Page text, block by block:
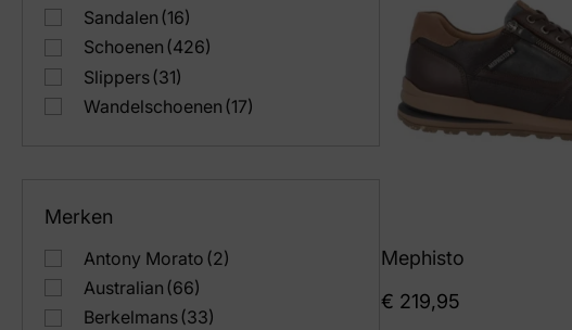
Sandalen (16)
Schoenen (426)
Slippers(31)
Wandelschoenen (17)
Merken
Antony Morato (2)
Australian (66)
Berkelmans(33)
Mephisto
€ 219,95